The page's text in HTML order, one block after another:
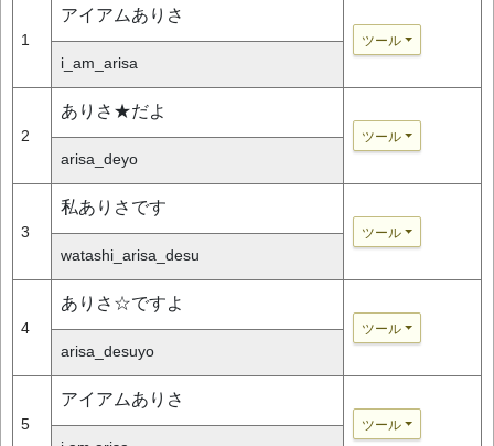
1
アイアムありさ
ツール
i_am_arisa
2
ありさ★だよ
ツール
arisa_deyo
3
私ありさです
ツール
watashi_arisa_desu
4
ありさ☆ですよ
ツール
arisa_desuyo
5
アイアムありさ
ツール